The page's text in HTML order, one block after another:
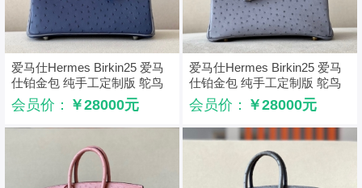
爱马仕Hermes Birkin25 爱马
仕铂金包 纯手工定制版 鸵鸟
皮 蓝色玛瑙灰拼色
会员价： ￥28000元
爱马仕Hermes Birkin25 爱马
仕铂金包 纯手工定制版 鸵鸟
皮 玛瑙灰
会员价： ￥28000元